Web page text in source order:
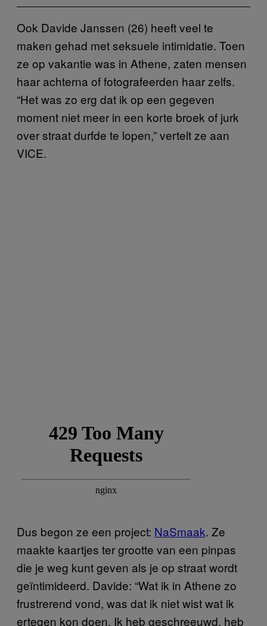
Ook Davide Janssen (26) heeft veel te
maken gehad met seksuele intimidatie. Toen
ze op vakantie was in Athene, zaten mensen
haar achterna of fotografeerden haar zelfs.
“Het was zo erg dat ik op een gegeven
moment niet meer in een korte broek of jurk
over straat durfde te lopen,” vertelt ze aan
VICE.
Dus begon ze een project: NaSmaak. Ze
maakte kaartjes ter grootte van een pinpas
die je weg kunt geven als je op straat wordt
geïntimideerd. Davide: “Wat ik in Athene zo
frustrerend vond, was dat ik niet wist wat ik
ertegen kon doen. Ik heb geschreeuwd, heb